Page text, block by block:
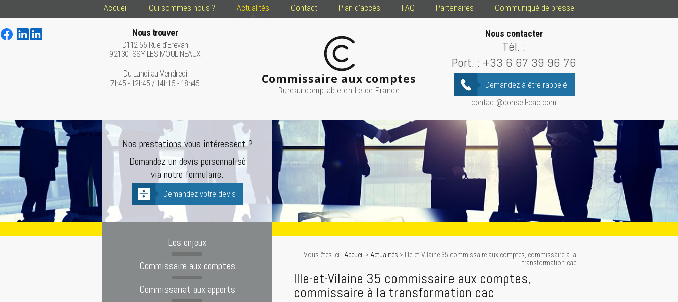
Accueil Qui sommes nous ? Actualités Contact Plan d'accès FAQ Partenaires Communiqué de presse
Commissaire aux comptes
Bureau comptable en Ile de France
Nous trouver
D112 56 Rue d'Erevan
92130 ISSY LES MOULINEAUX
Du Lundi au Vendredi
7h45 - 12h45 / 14h15 - 18h45
Nous contacter
Tél. :
Port. : +33 6 67 39 96 76
Demandez à être rappelé
contact@conseil-cac.com
Nos prestations vous intéressent ?
Demandez un devis personnalisé
via notre formulaire.
Demandez votre devis
Vous êtes ici : Accueil > Actualités > Ille-et-Vilaine 35 commissaire aux comptes, commissaire à la
transformation cac
Ille-et-Vilaine 35 commissaire aux comptes,
commissaire à la transformation cac
Les enjeux
Commissaire aux comptes
Commissariat aux apports